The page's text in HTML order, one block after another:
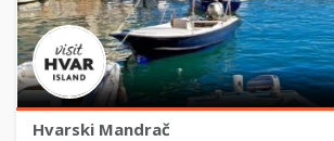
Hvarski Mandrač